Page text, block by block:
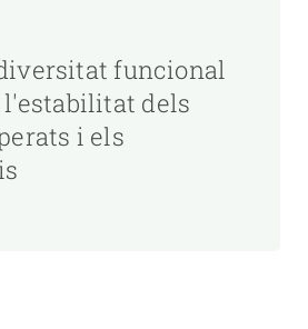
funcional
dels
i els